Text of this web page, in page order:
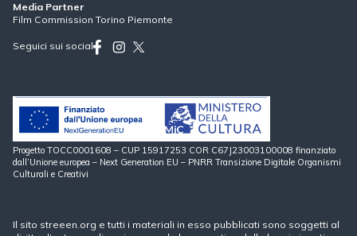
Media Partner
Film Commission Torino Piemonte
Seguici sui social
Progetto TOCC0001608 – CUP 15917253 COR C67J23003100008 finanziato
dall’Unione europea – Next Generation EU – PNRR Transizione Digitale Organismi
Culturali e Creativi
Il sito streeen.org e tutti i materiali in esso pubblicati sono soggetti al